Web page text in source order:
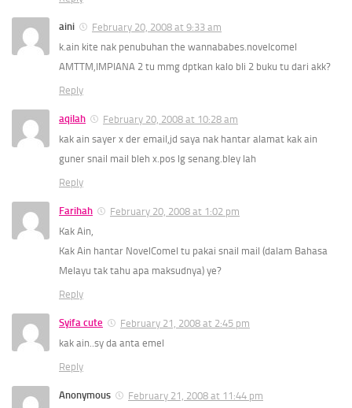
aini
February 20, 2008 at 9:33 am
k.ain kite nak penubuhan the wannababes.novelcomel
AMTTM,IMPIANA 2 tu mmg dptkan kalo bli 2 buku tu dari akk?
Reply
aqilah
February 20, 2008 at 10:28 am
kak ain sayer x der email,jd saya nak hantar alamat kak ain
guner snail mail bleh x.pos lg senang.bley lah
Reply
Farihah
February 20, 2008 at 1:02 pm
Kak Ain,
Kak Ain hantar NovelComel tu pakai snail mail (dalam Bahasa
Melayu tak tahu apa maksudnya) ye?
Reply
Syifa cute
February 21, 2008 at 2:45 pm
kak ain..sy da anta emel
Reply
Anonymous
February 21, 2008 at 11:44 pm